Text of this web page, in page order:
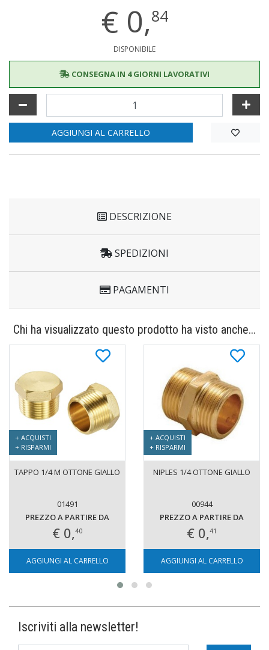
€ 0,84
DISPONIBILE
CONSEGNA IN 4 GIORNI LAVORATIVI
AGGIUNGI AL CARRELLO
DESCRIZIONE
SPEDIZIONI
PAGAMENTI
Chi ha visualizzato questo prodotto ha visto anche...
+ ACQUISTI
+ RISPARMI
TAPPO 1/4 M OTTONE GIALLO
01491
PREZZO A PARTIRE DA
€ 0,40
AGGIUNGI AL CARRELLO
+ ACQUISTI
+ RISPARMI
NIPLES 1/4 OTTONE GIALLO
00944
PREZZO A PARTIRE DA
€ 0,41
AGGIUNGI AL CARRELLO
Iscriviti alla newsletter!